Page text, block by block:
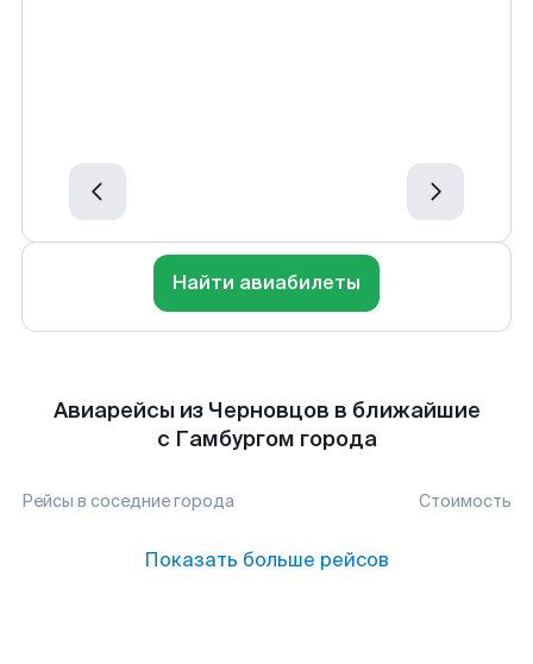
Найти авиабилеты
Авиарейсы из Черновцов в ближайшие
с Гамбургом города
Рейсы в соседние города Стоимость
Показать больше рейсов